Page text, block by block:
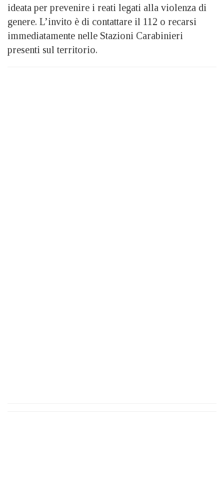
ideata per prevenire i reati legati alla violenza di
genere. L’invito è di contattare il 112 o recarsi
immediatamente nelle Stazioni Carabinieri
presenti sul territorio.